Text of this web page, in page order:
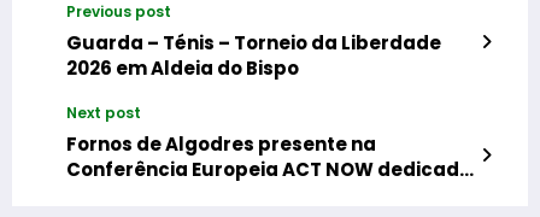
Previous post
Guarda – Ténis – Torneio da Liberdade
2026 em Aldeia do Bispo
Next post
Fornos de Algodres presente na
Conferência Europeia ACT NOW dedicada